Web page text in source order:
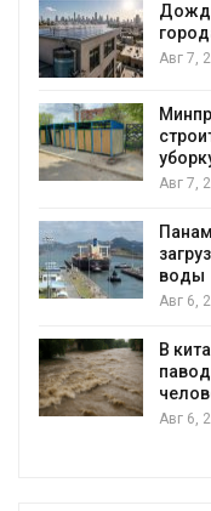
Авг 7,
Авг 7,
воды
Авг 6,
В
Авг 6,